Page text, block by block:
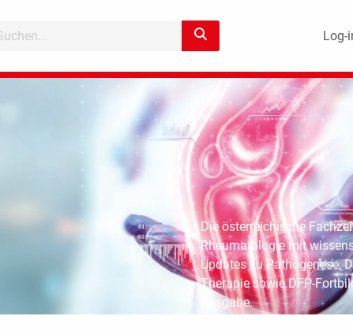
Log-
Die österreichische
Rheumatologie mit
Updates zu Pathogenese,
Therapie sowie DFP-
Ausgabe.